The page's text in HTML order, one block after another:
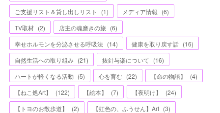
ご支援リスト＆貸し出しリスト
(1) メディア情報 (6)
TV取材 (2) 店主の魂磨きの旅 (6)
幸せホルモンを分泌させる呼吸法 (14) 健康を取り戻す話 (16)
自然生活への取り組み (21) 抜針与楽について (16)
ハートが軽くなる活動 (5) 心を育む (22) 【命の物語】 (4)
【ねこ処Art】
(122) 【絵本】 (7) 【夜明け】 (24)
【トヨのお散歩道】
(2) 【虹色の、ふうせん】Art (3)